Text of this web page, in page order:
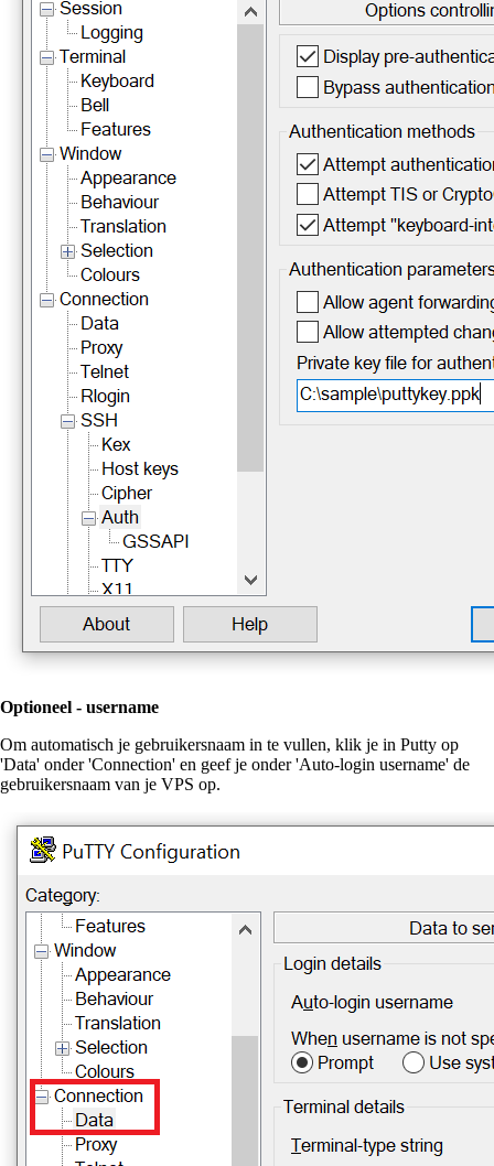
Optioneel - username
Om automatisch je gebruikersnaam in te vullen, klik je in Putty op
'Data' onder 'Connection' en geef je onder 'Auto-login username' de
gebruikersnaam van je VPS op.